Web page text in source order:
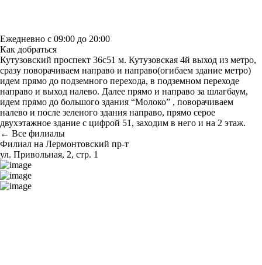
Ежедневно с 09:00 до 20:00
Как добраться
Кутузовский проспект 36с51 м. Кутузовская 4й выход из метро,
сразу поворачиваем направо и направо(огибаем здание метро)
идем прямо до подземного перехода, в подземном переходе
направо и выход налево. Далее прямо и направо за шлагбаум,
идем прямо до большого здания “Молоко” , поворачиваем
налево и после зеленого здания направо, прямо серое
двухэтажное здание с цифрой 51, заходим в него и на 2 этаж.
← Все филиалы
Филиал на Лермонтовский пр-т
ул. Привольная, 2, стр. 1